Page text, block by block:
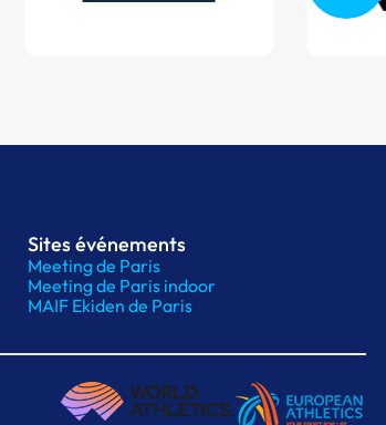
Sites événements
Meeting de Paris
Meeting de Paris indoor
MAIF Ekiden de Paris